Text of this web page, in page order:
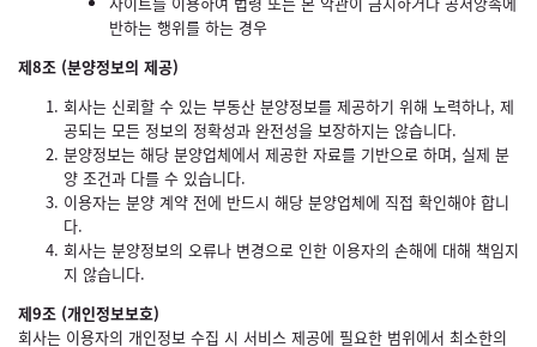
반하는 행위를 하는 경우
제8조 (분양정보의 제공)
회사는 신뢰할 수 있는 부동산 분양정보를 제공하기 위해 노력하나, 제
공되는 모든 정보의 정확성과 완전성을 보장하지는 않습니다.
분양정보는 해당 분양업체에서 제공한 자료를 기반으로 하며, 실제 분
양 조건과 다를 수 있습니다.
이용자는 분양 계약 전에 반드시 해당 분양업체에 직접 확인해야 합니
다.
회사는 분양정보의 오류나 변경으로 인한 이용자의 손해에 대해 책임지
지 않습니다.
제9조 (개인정보보호)
회사는 이용자의 개인정보 수집 시 서비스 제공에 필요한 범위에서 최소한의